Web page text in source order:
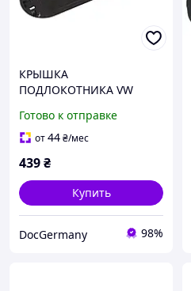
КРЫШКА
ПОДЛОКОТНИКА VW
GOLF IV ГОЛЬФ
Готово к отправке
от44₴/мес
439₴
Купить
DocGermany 98%